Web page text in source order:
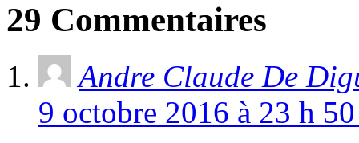
29 Commentaires
Andre Claude De
9 octobre 2016 à 23 h